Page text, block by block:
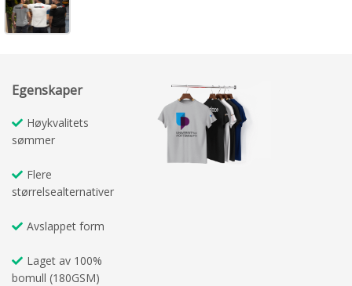
Egenskaper
Høykvalitets
sømmer
Flere
størrelsealternativer
Avslappet form
Laget av 100%
bomull (180GSM)